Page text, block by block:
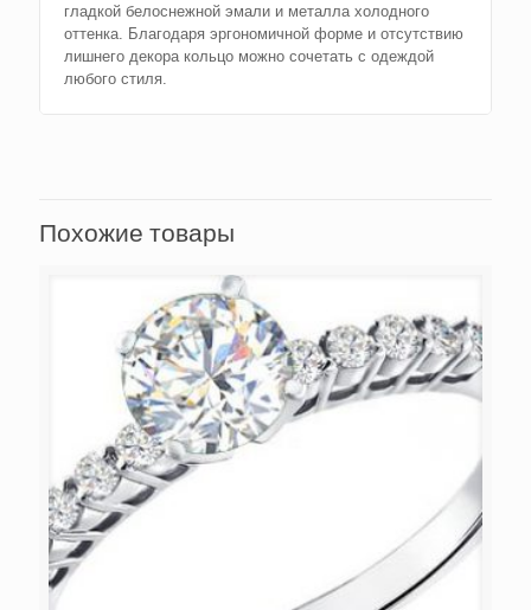
гладкой белоснежной эмали и металла холодного
оттенка. Благодаря эргономичной форме и отсутствию
лишнего декора кольцо можно сочетать с одеждой
любого стиля.
Похожие товары